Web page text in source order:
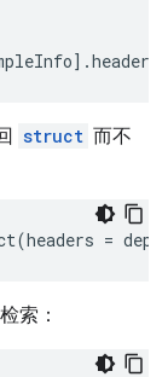
] .headers
struct 而不
(headers =
索：